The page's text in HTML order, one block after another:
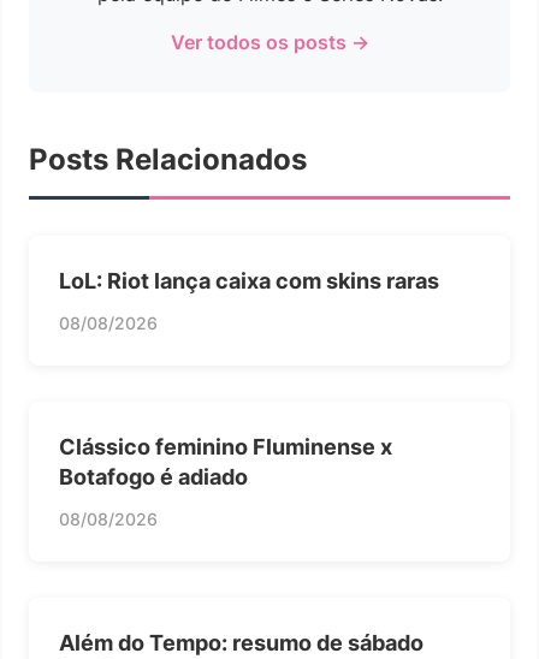
Ver todos os posts →
Posts Relacionados
LoL: Riot lança caixa com skins raras
08/08/2026
Clássico feminino Fluminense x
Botafogo é adiado
08/08/2026
Além do Tempo: resumo de sábado